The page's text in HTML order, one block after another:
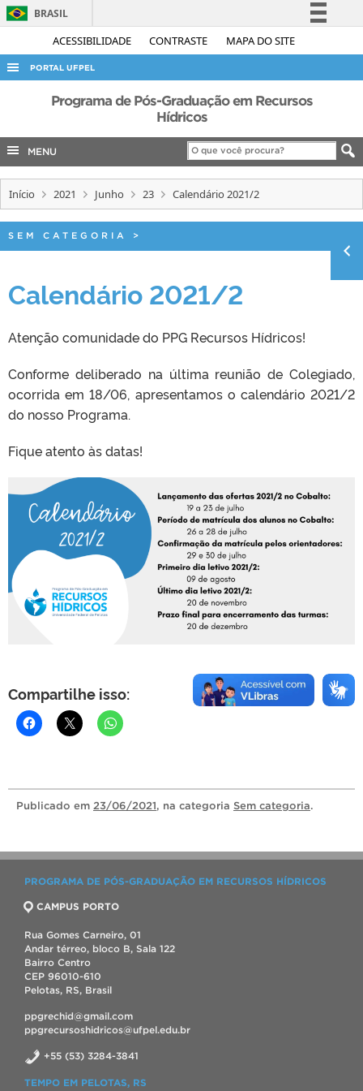
ACESSIBILIDADE CONTRASTE MAPA DO SITE
BRASIL
Simplifique!
Acesso à informação
Legislação
Canais
PORTAL UFPEL
ACESSO À INFORMAÇÃO
COBALTO
CONCURSOS
INTERNACIONAL
PORTARIAS
Programa de Pós-Graduação em Recursos
Hídricos
MENU
Início 2021 Junho 23 Calendário 2021/2
SEM CATEGORIA >
Calendário 2021/2
Atenção comunidade do PPG Recursos Hídricos!
Conforme deliberado na última reunião de Colegiado,
ocorrida em 18/06, apresentamos o calendário 2021/2
do nosso Programa.
Fique atento às datas!
Compartilhe isso:
Publicado em 23/06/2021, na categoria Sem categoria.
PROGRAMA DE PÓS-GRADUAÇÃO EM RECURSOS HÍDRICOS
CAMPUS PORTO
Rua Gomes Carneiro, 01
Andar térreo, bloco B, Sala 122
Bairro Centro
CEP 96010-610
Pelotas, RS, Brasil
ppgrechid@gmail.com
ppgrecursoshidricos@ufpel.edu.br
+55 (53) 3284-3841
TEMPO EM PELOTAS, RS